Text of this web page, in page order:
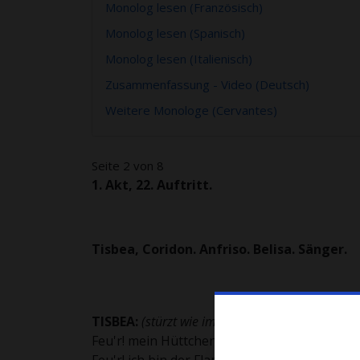
Monolog lesen (Französisch)
Monolog lesen (Spanisch)
Monolog lesen (Italienisch)
Zusammenfassung - Video (Deutsch)
Weitere Monologe (Cervantes)
Seite 2 von 8
1. Akt, 22. Auftritt.
Tisbea, Coridon. Anfriso. Belisa. Sänger.
TISBEA: (stürzt wie im Wahnsinn herein.
Feu'r! mein Hüttchen steht in Gluten;